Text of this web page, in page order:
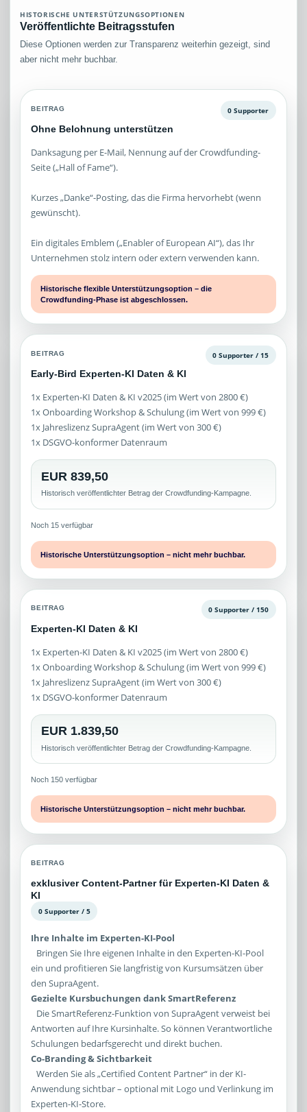
HISTORISCHE UNTERSTÜTZUNGSOPTIONEN
Veröffentlichte Beitragsstufen
Diese Optionen werden zur Transparenz weiterhin gezeigt, sind
aber nicht mehr buchbar.
BEITRAG
Ohne Belohnung unterstützen
0 Supporter
Danksagung per E-Mail, Nennung auf der Crowdfunding-
Seite („Hall of Fame“).
Kurzes „Danke“-Posting, das die Firma hervorhebt (wenn
gewünscht).
Ein digitales Emblem („Enabler of European AI“), das Ihr
Unternehmen stolz intern oder extern verwenden kann.
Historische flexible Unterstützungsoption – die
Crowdfunding-Phase ist abgeschlossen.
BEITRAG
Early-Bird Experten-KI Daten & KI
0 Supporter / 15
1x Experten-KI Daten & KI v2025 (im Wert von 2800 €)
1x Onboarding Workshop & Schulung (im Wert von 999 €)
1x Jahreslizenz SupraAgent (im Wert von 300 €)
1x DSGVO-konformer Datenraum
EUR 839,50
Historisch veröffentlichter Betrag der Crowdfunding-Kampagne.
Noch 15 verfügbar
Historische Unterstützungsoption – nicht mehr buchbar.
BEITRAG
Experten-KI Daten & KI
0 Supporter / 150
1x Experten-KI Daten & KI v2025 (im Wert von 2800 €)
1x Onboarding Workshop & Schulung (im Wert von 999 €)
1x Jahreslizenz SupraAgent (im Wert von 300 €)
1x DSGVO-konformer Datenraum
EUR 1.839,50
Historisch veröffentlichter Betrag der Crowdfunding-Kampagne.
Noch 150 verfügbar
Historische Unterstützungsoption – nicht mehr buchbar.
BEITRAG
exklusiver Content-Partner für Experten-KI Daten &
KI
0 Supporter / 5
Ihre Inhalte im Experten-KI-Pool
Bringen Sie Ihre eigenen Inhalte in den Experten-KI-Pool
ein und profitieren Sie langfristig von Kursumsätzen über
den SupraAgent.
Gezielte Kursbuchungen dank SmartReferenz
Die SmartReferenz-Funktion von SupraAgent verweist bei
Antworten auf Ihre Kursinhalte. So können Verantwortliche
Schulungen bedarfsgerecht und direkt buchen.
Co-Branding & Sichtbarkeit
Werden Sie als „Certified Content Partner“ in der KI-
Anwendung sichtbar – optional mit Logo und Verlinkung im
Experten-KI-Store.